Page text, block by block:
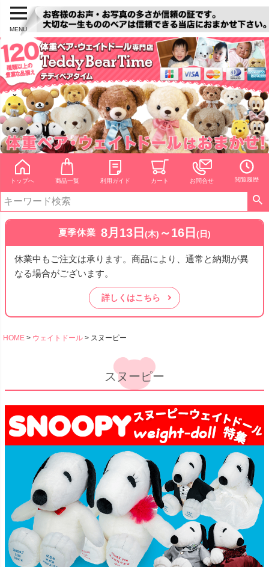
MENU
トップへ 商品一覧 利用ガイド カート お問合せ 閲覧履歴
夏季休業 8月13日(木) ～16日(日)
休業中もご注文は承ります。商品により、通常と納期が異
なる場合がございます。
詳しくはこちら
HOME ウェイトドール スヌーピー
スヌーピー